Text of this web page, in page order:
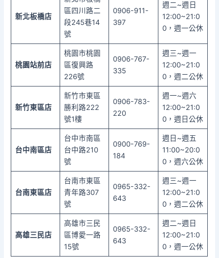
新北板橋店
區四川路二
段245巷14
號
0906-911-
397
週二~週日
12:00~21:0
0，週一公休
桃園站前店
桃園市桃園
區復興路
226號
0906-767-
335
週三~週一
12:00~21:0
0，週二公休
新竹東區店
新竹市東區
勝利路222
號1樓
0906-783-
220
週一~週六
12:00~21:0
0，週日公休
台中南區店
台中市南區
台中路210
號
0900-769-
184
週日~週五
11:00~20:0
0，週六公休
台南東區店
台南市東區
青年路307
號
0965-332-
643
週三~週一
12:00~21:0
0，週二公休
高雄三民店
高雄市三民
區博愛一路
15號
0965-332-
643
週二~週日
12:00~21:0
0，週一公休